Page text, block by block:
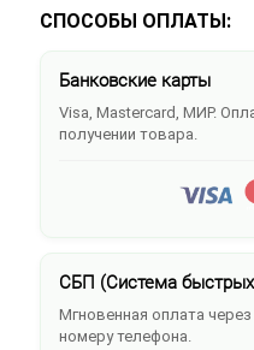
СПОСОБЫ ОПЛАТЫ:
Банковские карты
Visa, Mastercard, МИР.
получении товара.
СБП (Система
Мгновенная оплата
номеру телефона.